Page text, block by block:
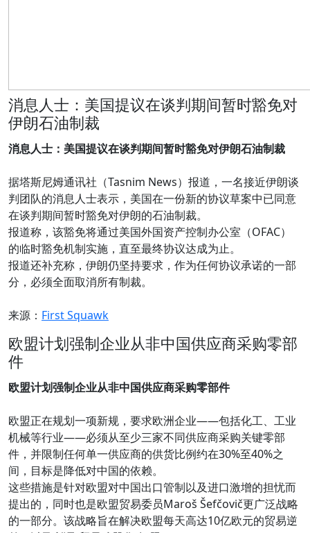
消息人士：美国提议在谈判期间暂时豁免对
伊朗石油制裁
消息人士：美国提议在谈判期间暂时豁免对伊朗石油制裁
据塔斯尼姆通讯社（Tasnim News）报道，一名接近伊朗谈
判团队的消息人士表示，美国在一份新的协议草案中已同意
在谈判期间暂时豁免对伊朗的石油制裁。
报道称，该豁免将通过美国外国资产控制办公室（OFAC）
的临时豁免机制实施，直至最终协议达成为止。
报道还补充称，伊朗仍坚持要求，作为任何协议承诺的一部
分，必须全面取消所有制裁。
来源： First Squawk
欧盟计划强制企业从非中国供应商采购零部
件
欧盟计划强制企业从非中国供应商采购零部件
欧盟正在规划一项新规，要求欧洲企业——包括化工、工业
机械等行业——必须从至少三家不同供应商采购关键零部
件，并限制任何单一供应商的供货比例约在30%至40%之
间，目标是降低对中国的依赖。
这些措施是针对欧盟对中国出口管制以及进口激增的担忧而
提出的，同时也是欧盟贸易委员Maroš Šefčovič更广泛战略
的一部分。该战略旨在解决欧盟每天高达10亿欧元的贸易逆